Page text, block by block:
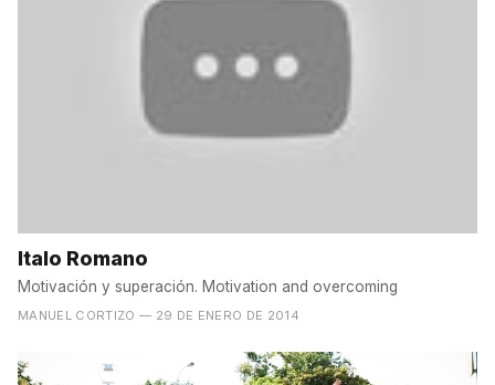
Italo Romano
Motivación y superación. Motivation and overcoming
MANUEL CORTIZO — 29 DE ENERO DE 2014